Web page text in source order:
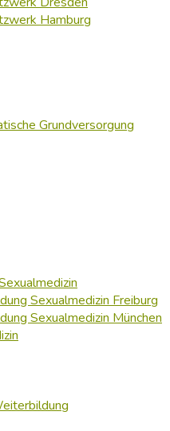
Hamburg
Grundversorgung
Sexualmedizin Freiburg
Sexualmedizin München